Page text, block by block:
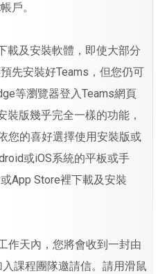
戶。
載及安裝軟體，即使大部分
先安裝好Teams，但您仍可
等瀏覽器登入Teams網頁
裝版幾乎完全一樣的功能，
您的喜好選擇使用安裝版或
或iOS系統的平板或手
App Store裡下載及安裝
作天內，您將會收到一封由
課程團隊邀請信。請用滑鼠